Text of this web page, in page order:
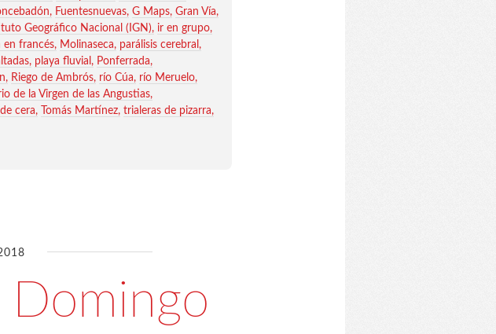
Fuentesnuevas G Maps Gran Vía
Geográfico Nacional (IGN)
ir en grupo
en francés Molinaseca
parálisis cerebral
playa fluvial
Ponferrada
Riego de Ambrós río Cúa
río Meruelo
de la Virgen de las Angustias
cera Tomás Martínez trialeras de pizarra
Domingo